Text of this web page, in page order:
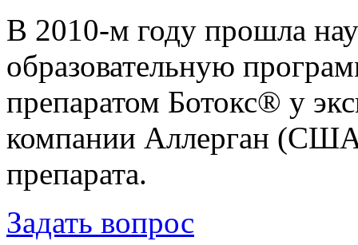
В 2010-м году прошла
образовательную
препаратом Ботокс® у
компании Аллерган
препарата.
Задать вопрос